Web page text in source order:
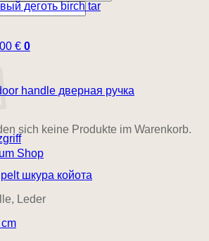
€ 0
sich keine Produkte im Warenkorb.
Shop
Leder